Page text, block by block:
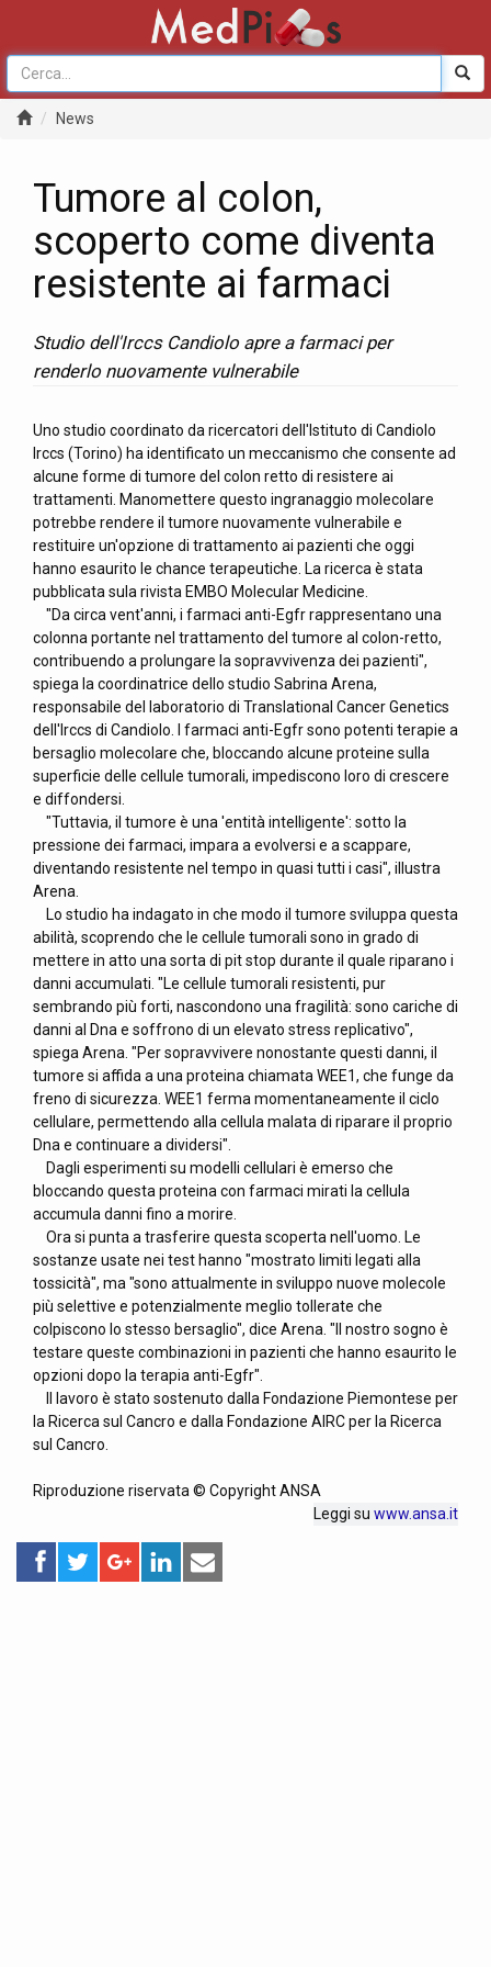
News
Tumore al colon,
scoperto come diventa
resistente ai farmaci
Studio dell'Irccs Candiolo apre a farmaci per
renderlo nuovamente vulnerabile
Uno studio coordinato da ricercatori dell'Istituto di Candiolo
Irccs (Torino) ha identificato un meccanismo che consente ad
alcune forme di tumore del colon retto di resistere ai
trattamenti. Manomettere questo ingranaggio molecolare
potrebbe rendere il tumore nuovamente vulnerabile e
restituire un'opzione di trattamento ai pazienti che oggi
hanno esaurito le chance terapeutiche. La ricerca è stata
pubblicata sula rivista EMBO Molecular Medicine.
"Da circa vent'anni, i farmaci anti-Egfr rappresentano una
colonna portante nel trattamento del tumore al colon-retto,
contribuendo a prolungare la sopravvivenza dei pazienti",
spiega la coordinatrice dello studio Sabrina Arena,
responsabile del laboratorio di Translational Cancer Genetics
dell'Irccs di Candiolo. I farmaci anti-Egfr sono potenti terapie a
bersaglio molecolare che, bloccando alcune proteine sulla
superficie delle cellule tumorali, impediscono loro di crescere
e diffondersi.
"Tuttavia, il tumore è una 'entità intelligente': sotto la
pressione dei farmaci, impara a evolversi e a scappare,
diventando resistente nel tempo in quasi tutti i casi", illustra
Arena.
Lo studio ha indagato in che modo il tumore sviluppa questa
abilità, scoprendo che le cellule tumorali sono in grado di
mettere in atto una sorta di pit stop durante il quale riparano i
danni accumulati. "Le cellule tumorali resistenti, pur
sembrando più forti, nascondono una fragilità: sono cariche di
danni al Dna e soffrono di un elevato stress replicativo",
spiega Arena. "Per sopravvivere nonostante questi danni, il
tumore si affida a una proteina chiamata WEE1, che funge da
freno di sicurezza. WEE1 ferma momentaneamente il ciclo
cellulare, permettendo alla cellula malata di riparare il proprio
Dna e continuare a dividersi".
Dagli esperimenti su modelli cellulari è emerso che
bloccando questa proteina con farmaci mirati la cellula
accumula danni fino a morire.
Ora si punta a trasferire questa scoperta nell'uomo. Le
sostanze usate nei test hanno "mostrato limiti legati alla
tossicità", ma "sono attualmente in sviluppo nuove molecole
più selettive e potenzialmente meglio tollerate che
colpiscono lo stesso bersaglio", dice Arena. "Il nostro sogno è
testare queste combinazioni in pazienti che hanno esaurito le
opzioni dopo la terapia anti-Egfr".
Il lavoro è stato sostenuto dalla Fondazione Piemontese per
la Ricerca sul Cancro e dalla Fondazione AIRC per la Ricerca
sul Cancro.
Riproduzione riservata © Copyright ANSA
Leggi su www.ansa.it